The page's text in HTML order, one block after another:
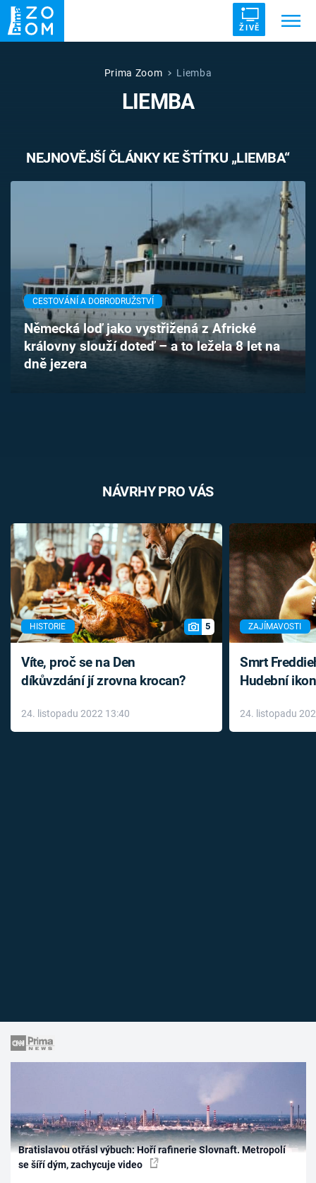
ŽIVĚ
UFO DRUHÁ SVĚTOVÁ VÁLKA
VETŘELCI DÁVNOVĚKU
TV Program
Časopis
Sledujte prima+
Prima Zoom Liemba
LIEMBA
NEJNOVĚJŠÍ ČLÁNKY KE ŠTÍTKU „LIEMBA“
CESTOVÁNÍ A DOBRODRUŽSTVÍ
Německá loď jako vystřižená z Africké
královny slouží doteď – a to ležela 8 let na
dně jezera
NÁVRHY PRO VÁS
HISTORIE 5
Víte, proč se na Den
díkůvzdání jí zrovna krocan?
24. listopadu 2022 13:40
ZAJÍMAVOSTI
Smrt
Hudební
léky
24. listopadu
Bratislavou otřásl výbuch: Hoří rafinerie Slovnaft. Metropolí
se šíří dým, zachycuje video